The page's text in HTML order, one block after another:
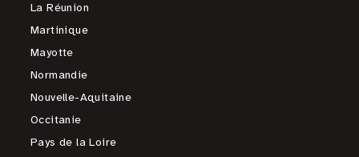
La Réunion
Martinique
Mayotte
Normandie
Nouvelle-Aquitaine
Occitanie
Pays de la Loire